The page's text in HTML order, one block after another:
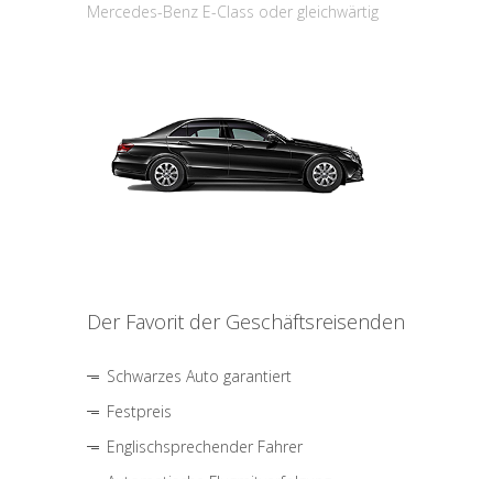
Mercedes-Benz E-Class oder gleichwärtig
Der Favorit der Geschäftsreisenden
Schwarzes Auto garantiert
Festpreis
Englischsprechender Fahrer